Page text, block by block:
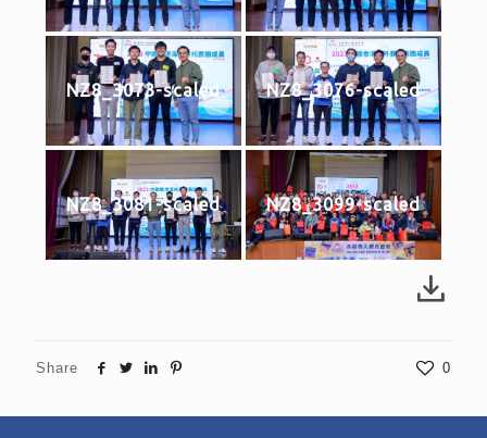
NZ8_3073-scaled NZ8_3076-scaled
NZ8_3081-scaled NZ8_3099-scaled
Share 0